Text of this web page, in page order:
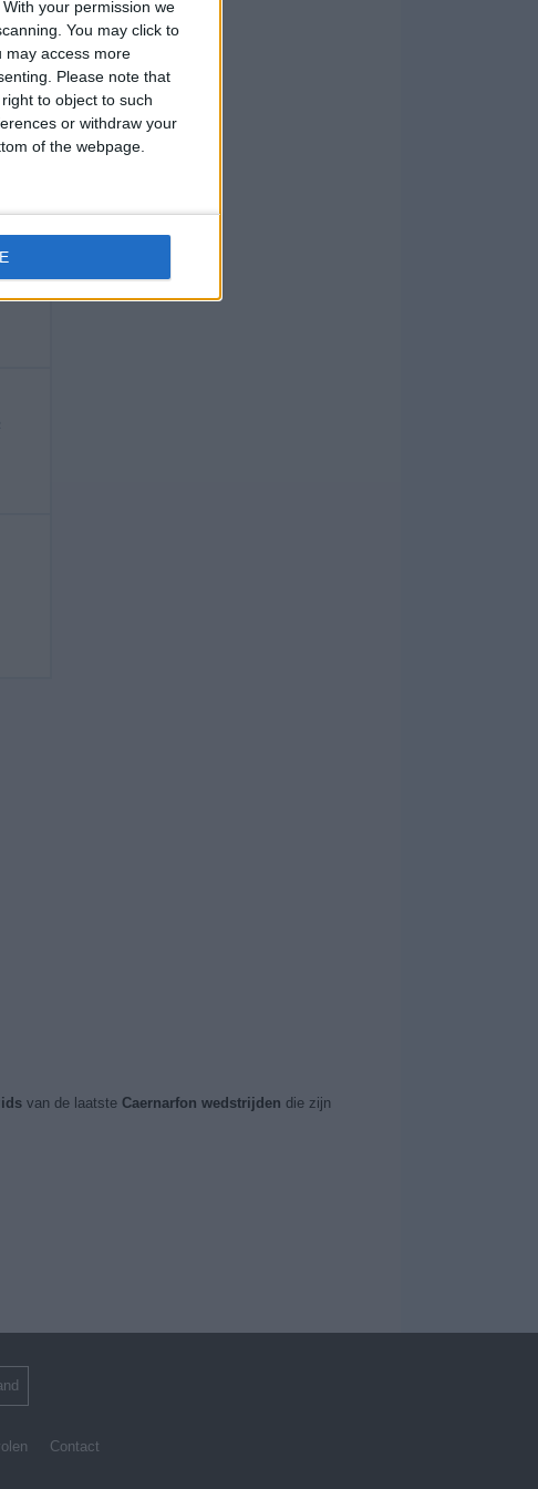
With your permission we
You may click to
may access more
Please note that
to object to such
or withdraw your
of the webpage.
van de laatste Caernarfon wedstrijden die zijn
Contact